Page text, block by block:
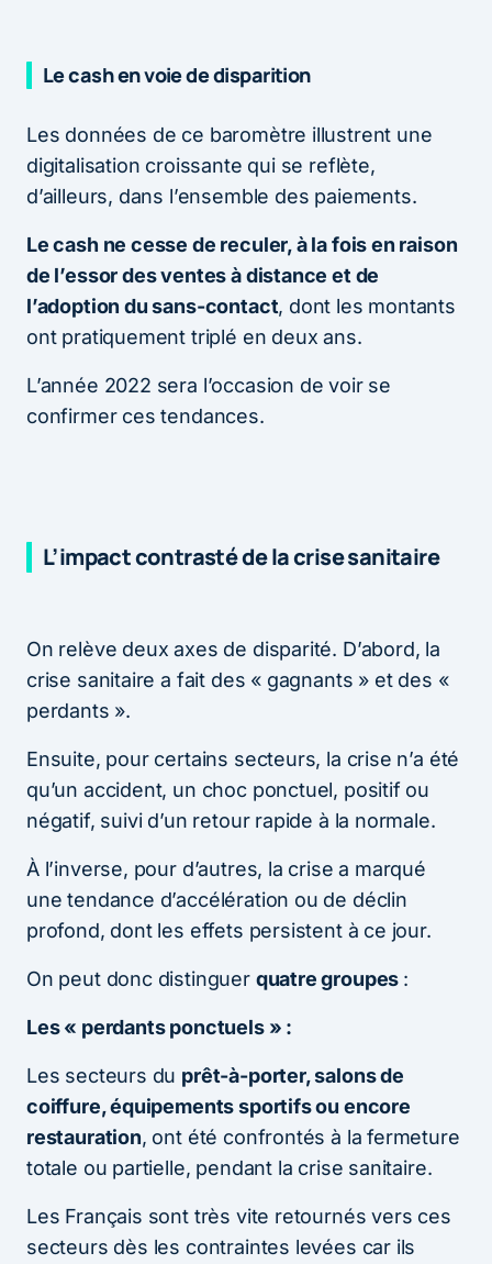
Le cash en voie de disparition
Les données de ce baromètre illustrent une
digitalisation croissante qui se reflète,
d’ailleurs, dans l’ensemble des paiements.
Le cash ne cesse de reculer, à la fois en raison
de l’essor des ventes à distance et de
l’adoption du sans-contact, dont les montants
ont pratiquement triplé en deux ans.
L’année 2022 sera l’occasion de voir se
confirmer ces tendances.
L’impact contrasté de la crise sanitaire
On relève deux axes de disparité. D’abord, la
crise sanitaire a fait des « gagnants » et des «
perdants ».
Ensuite, pour certains secteurs, la crise n’a été
qu’un accident, un choc ponctuel, positif ou
négatif, suivi d’un retour rapide à la normale.
À l’inverse, pour d’autres, la crise a marqué
une tendance d’accélération ou de déclin
profond, dont les effets persistent à ce jour.
On peut donc distinguer quatre groupes :
Les « perdants ponctuels » :
Les secteurs du prêt-à-porter, salons de
coiffure, équipements sportifs ou encore
restauration, ont été confrontés à la fermeture
totale ou partielle, pendant la crise sanitaire.
Les Français sont très vite retournés vers ces
secteurs dès les contraintes levées car ils